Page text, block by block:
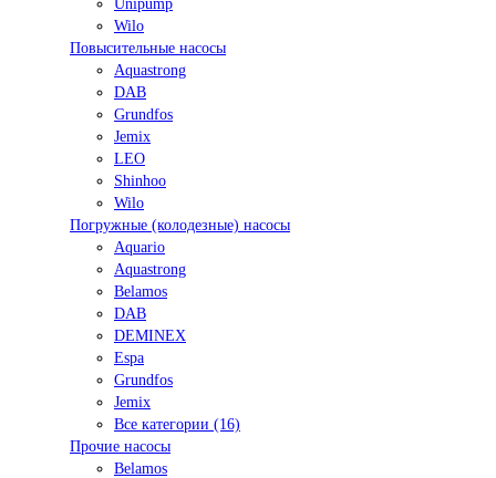
Unipump
Wilo
Повысительные насосы
Aquastrong
DAB
Grundfos
Jemix
LEO
Shinhoo
Wilo
Погружные (колодезные) насосы
Aquario
Aquastrong
Belamos
DAB
DEMINEX
Espa
Grundfos
Jemix
Все категории (16)
Прочие насосы
Belamos